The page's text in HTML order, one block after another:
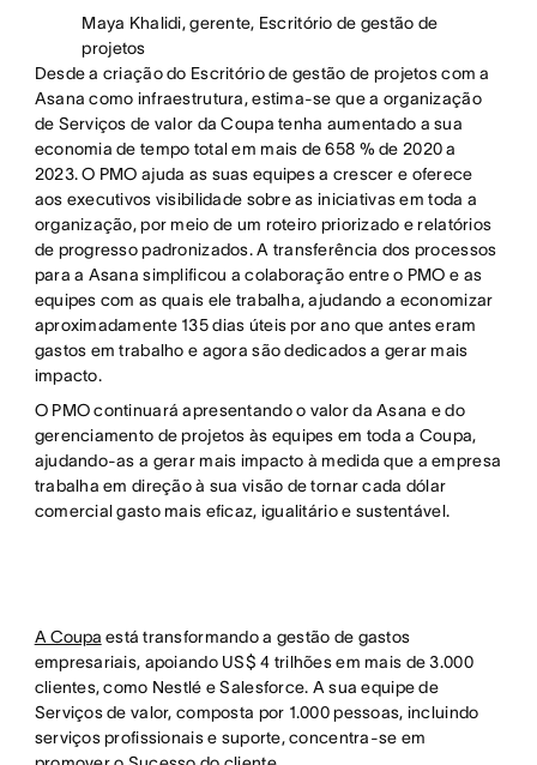
Maya Khalidi, gerente, Escritório de gestão de
projetos
Desde a criação do Escritório de gestão de projetos com a
Asana como infraestrutura, estima-se que a organização
de Serviços de valor da Coupa tenha aumentado a sua
economia de tempo total em mais de 658 % de 2020 a
2023. O PMO ajuda as suas equipes a crescer e oferece
aos executivos visibilidade sobre as iniciativas em toda a
organização, por meio de um roteiro priorizado e relatórios
de progresso padronizados. A transferência dos processos
para a Asana simplificou a colaboração entre o PMO e as
equipes com as quais ele trabalha, ajudando a economizar
aproximadamente 135 dias úteis por ano que antes eram
gastos em trabalho e agora são dedicados a gerar mais
impacto.
O PMO continuará apresentando o valor da Asana e do
gerenciamento de projetos às equipes em toda a Coupa,
ajudando-as a gerar mais impacto à medida que a empresa
trabalha em direção à sua visão de tornar cada dólar
comercial gasto mais eficaz, igualitário e sustentável.
A Coupa está transformando a gestão de gastos
empresariais, apoiando US$ 4 trilhões em mais de 3.000
clientes, como Nestlé e Salesforce. A sua equipe de
Serviços de valor, composta por 1.000 pessoas, incluindo
serviços profissionais e suporte, concentra-se em